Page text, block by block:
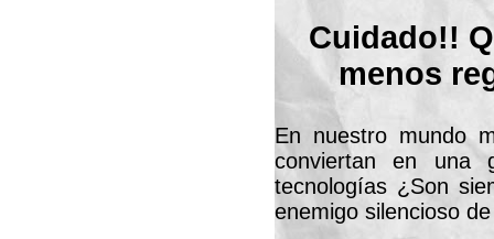
Cuidado!!
menos
En nuestro mundo
conviertan en una
tecnologías ¿Son
enemigo silencioso